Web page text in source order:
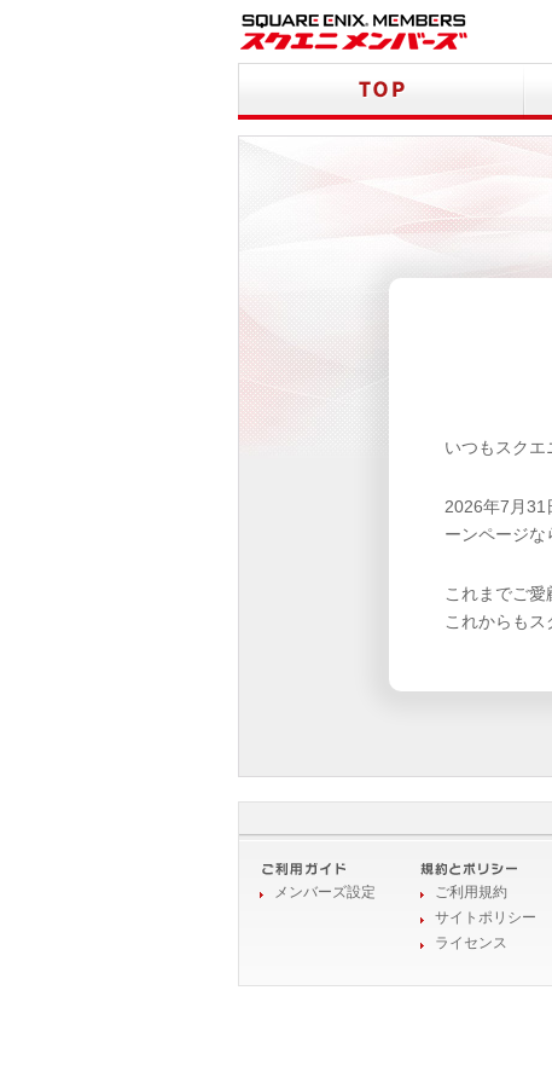
いつもスクエ
2026年7月31
ーンページな
これまでご愛
これからもス
メンバーズ設定
ご利用規約
サイトポリシー
ライセンス